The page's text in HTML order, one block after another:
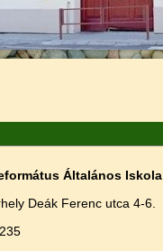
Általános Iskola
Deák Ferenc utca 4-6.